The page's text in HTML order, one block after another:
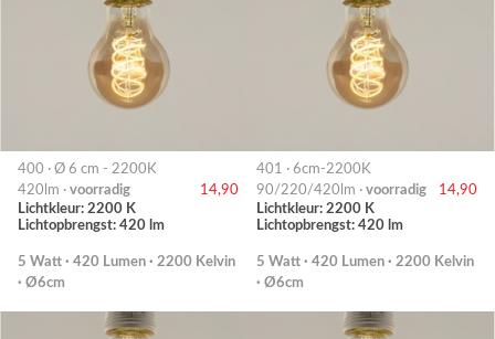
400 · Ø 6 cm - 2200K
420lm · voorradig
14,90
Lichtkleur: 2200 K
Lichtopbrengst: 420 lm
5 Watt · 420 Lumen · 2200 Kelvin
· Ø6cm
401 · 6cm-2200K
90/220/420lm · voorradig
14,90
Lichtkleur: 2200 K
Lichtopbrengst: 420 lm
5 Watt · 420 Lumen · 2200 Kelvin
· Ø6cm